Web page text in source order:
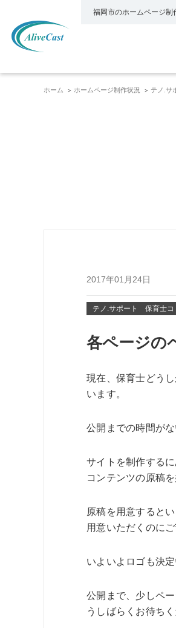
福岡市のホームページ
ホーム ホームページ制作状況 テノ.サ
2017年01月24日
テノ.サポート 保育士コ
各ページの
現在、保育士どう
います。
公開までの時間が
サイトを制作する
コンテンツの原稿
原稿を用意すると
用意いただくのに
いよいよロゴも決定
公開まで、少しペ
うしばらくお待ちく